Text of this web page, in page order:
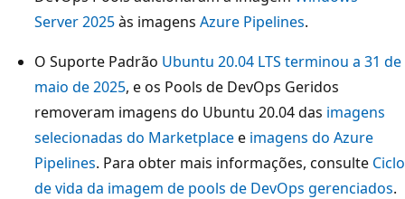
Server 2025às imagens Azure Pipelines.
O Suporte Padrão Ubuntu 20.04 LTS terminou a 31 de
maio de 2025, e os Pools de DevOps Geridos
removeram imagens do Ubuntu 20.04 das imagens
selecionadas do Marketplacee imagens do Azure
Pipelines. Para obter mais informações, consulte Ciclo
de vida da imagem de pools de DevOps gerenciados.